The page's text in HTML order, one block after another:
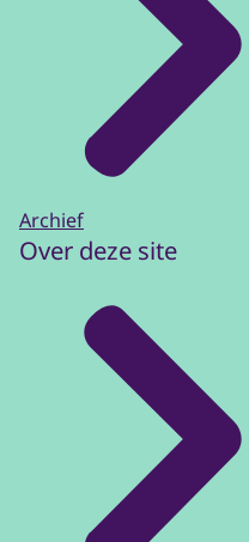
Archief
Over deze site